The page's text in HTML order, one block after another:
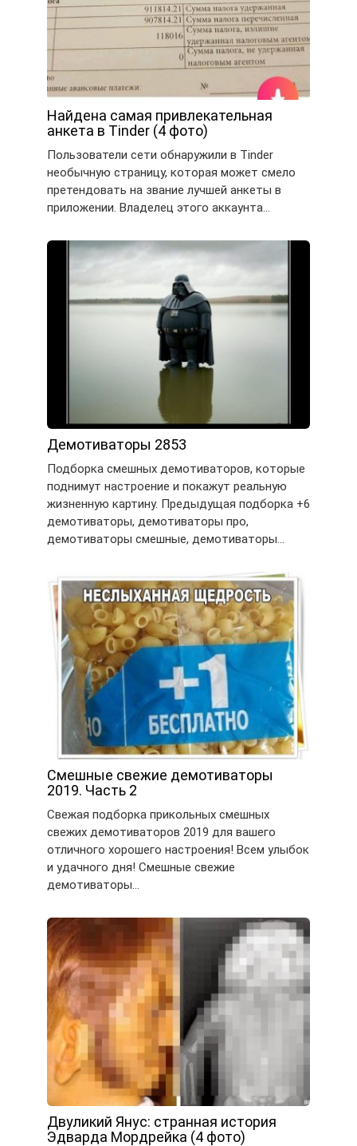
Найдена самая привлекательная
анкета в Tinder (4 фото)
Пользователи сети обнаружили в Tinder
необычную страницу, которая может смело
претендовать на звание лучшей анкеты в
приложении. Владелец этого аккаунта…
Демотиваторы 2853
Подборка смешных демотиваторов, которые
поднимут настроение и покажут реальную
жизненную картину. Предыдущая подборка +6
демотиваторы, демотиваторы про,
демотиваторы смешные, демотиваторы…
Смешные свежие демотиваторы
2019. Часть 2
Свежая подборка прикольных смешных
свежих демотиваторов 2019 для вашего
отличного хорошего настроения! Всем улыбок
и удачного дня! Смешные свежие
демотиваторы…
Двуликий Янус: странная история
Эдварда Мордрейка (4 фото)